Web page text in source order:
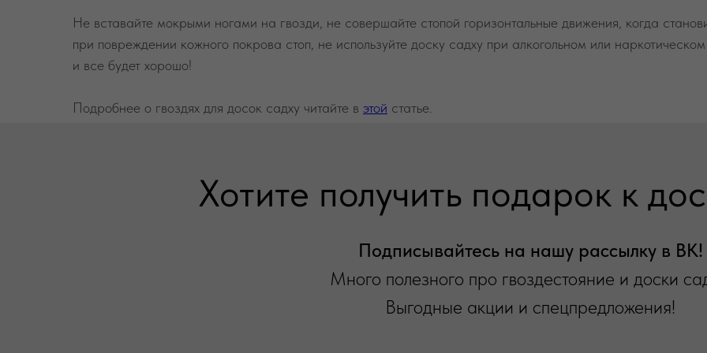
Не вставайте мокрыми ногами на гвозди, не совершайте стопой горизонтальные движения, когда
при повреждении кожного покрова стоп, не используйте доску садху при алкогольном или
и все будет хорошо!
Подробнее о гвоздях для досок садху читайте в этой статье.
Хотите получить подарок к
Подписывайтесь на нашу рассылку в ВК!
Много полезного про гвоздестояние и доски
Выгодные акции и спецпредложения!